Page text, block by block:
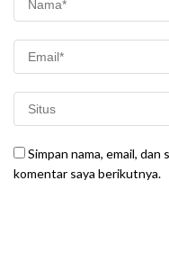
Simpan nama, email,
komentar saya berikutnya.